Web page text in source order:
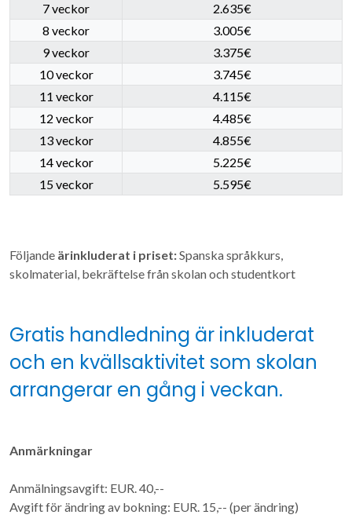
7 veckor
2.635€
8 veckor
3.005€
9 veckor
3.375€
10 veckor
3.745€
11 veckor
4.115€
12 veckor
4.485€
13 veckor
4.855€
14 veckor
5.225€
15 veckor
5.595€
Följande ärinkluderat i priset:Spanska språkkurs,
skolmaterial, bekräftelse från skolan och studentkort
Gratis handledning är inkluderat
och en kvällsaktivitet som skolan
arrangerar en gång i veckan.
Anmärkningar
Anmälningsavgift: EUR. 40,--
Avgift för ändring av bokning: EUR. 15,-- (per ändring)